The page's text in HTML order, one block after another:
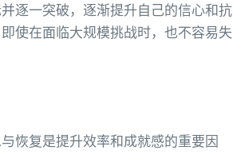
逐一突破，逐渐提升自己的信心和抗
使在面临大规模挑战时，也不容易失
恢复是提升效率和成就感的重要因